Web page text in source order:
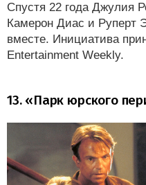
Спустя 22 года Джулия
Камерон Диас и Руперт
вместе. Инициатива
Entertainment Weekly.
13. «Парк юрского